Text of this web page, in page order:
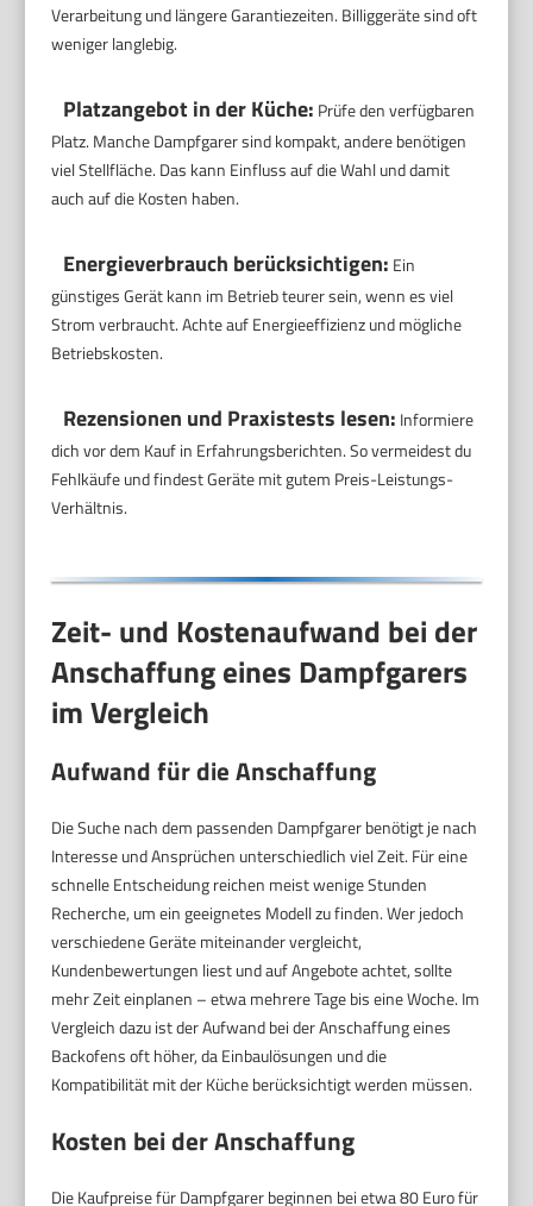
Verarbeitung und längere Garantiezeiten. Billiggeräte sind oft
weniger langlebig.
Platzangebot in der Küche: Prüfe den verfügbaren
Platz. Manche Dampfgarer sind kompakt, andere benötigen
viel Stellfläche. Das kann Einfluss auf die Wahl und damit
auch auf die Kosten haben.
Energieverbrauch berücksichtigen: Ein
günstiges Gerät kann im Betrieb teurer sein, wenn es viel
Strom verbraucht. Achte auf Energieeffizienz und mögliche
Betriebskosten.
Rezensionen und Praxistests lesen: Informiere
dich vor dem Kauf in Erfahrungsberichten. So vermeidest du
Fehlkäufe und findest Geräte mit gutem Preis-Leistungs-
Verhältnis.
Zeit- und Kostenaufwand bei der
Anschaffung eines Dampfgarers
im Vergleich
Aufwand für die Anschaffung
Die Suche nach dem passenden Dampfgarer benötigt je nach
Interesse und Ansprüchen unterschiedlich viel Zeit. Für eine
schnelle Entscheidung reichen meist wenige Stunden
Recherche, um ein geeignetes Modell zu finden. Wer jedoch
verschiedene Geräte miteinander vergleicht,
Kundenbewertungen liest und auf Angebote achtet, sollte
mehr Zeit einplanen – etwa mehrere Tage bis eine Woche. Im
Vergleich dazu ist der Aufwand bei der Anschaffung eines
Backofens oft höher, da Einbaulösungen und die
Kompatibilität mit der Küche berücksichtigt werden müssen.
Kosten bei der Anschaffung
Die Kaufpreise für Dampfgarer beginnen bei etwa 80 Euro für